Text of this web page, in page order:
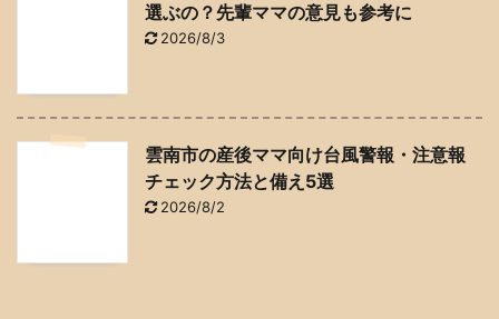
選ぶの？先輩ママの意見も参考に
2026/8/3
雲南市の産後ママ向け台風警報・注意報
チェック方法と備え5選
2026/8/2